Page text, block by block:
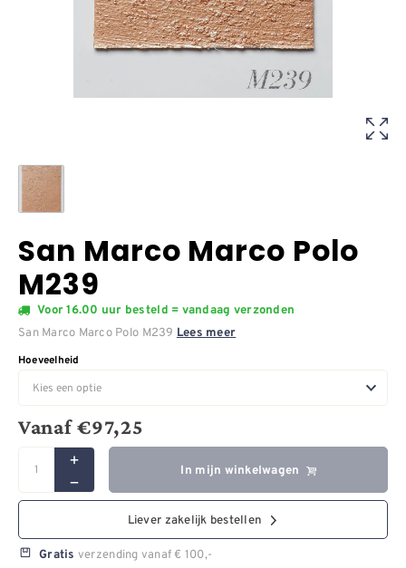
San Marco Marco Polo
M239
Voor 16.00 uur besteld = vandaag verzonden
San Marco Marco Polo M239 Lees meer
Hoeveelheid
Vanaf€97,25
In mijn winkelwagen
Liever zakelijk bestellen
Gratis verzending vanaf € 100,-